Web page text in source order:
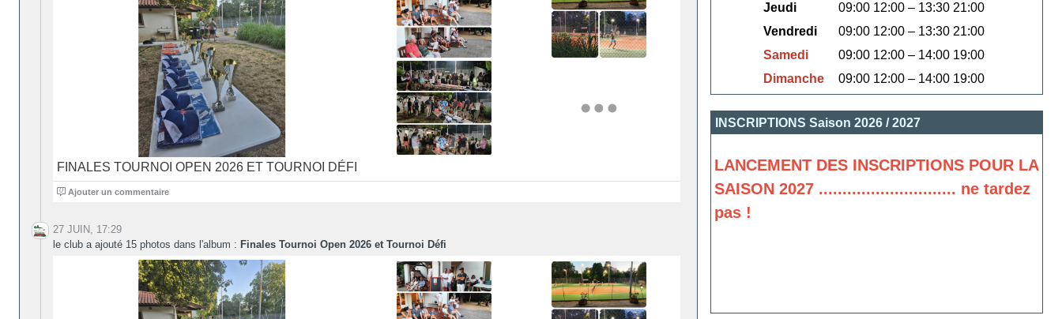
FINALES TOURNOI OPEN 2026 ET TOURNOI DÉFI
0 Ajouter un commentaire
27 JUIN, 17:29
le club a ajouté 15 photos dans l'album : Finales Tournoi Open 2026 et Tournoi Défi
Jeudi
09:00 12:00 – 13:30 21:00
Vendredi
09:00 12:00 – 13:30 21:00
Samedi
09:00 12:00 – 14:00 19:00
Dimanche
09:00 12:00 – 14:00 19:00
INSCRIPTIONS Saison 2026 / 2027
LANCEMENT DES INSCRIPTIONS POUR LA
SAISON 2027 ............................. ne tardez
pas !